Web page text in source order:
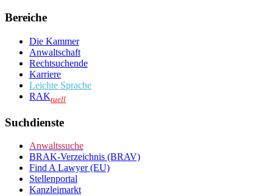
Bereiche
Die Kammer
Anwaltschaft
Rechtsuchende
Karriere
Leichte Sprache
RAKtuell
Suchdienste
Anwaltssuche
BRAK-Verzeichnis (BRAV)
Find A Lawyer (EU)
Stellenportal
Kanzleimarkt